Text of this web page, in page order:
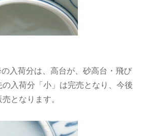
入荷分は、高台が、砂高台・飛び
入荷分「小」は完売となり、今後
となります。